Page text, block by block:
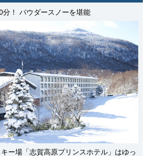
分！ パウダースノーを堪能
ー場「志賀高原プリンスホテル」はゆっ